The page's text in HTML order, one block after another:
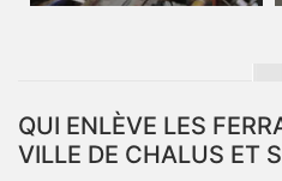
QUI ENLÈVE LES
VILLE DE CHALUS ET